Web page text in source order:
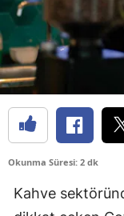
Okunma Süresi: 2 dk
Kahve